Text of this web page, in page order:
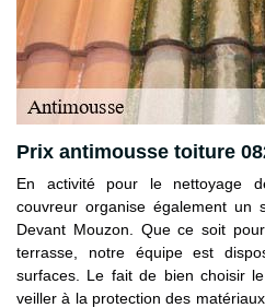
Prix antimousse toiture
En activité pour le nettoyage
couvreur organise également un
Devant Mouzon. Que ce soit
terrasse, notre équipe est
surfaces. Le fait de bien choisir
veiller à la protection des